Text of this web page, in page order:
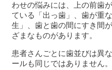
わせの悩みには、上の前歯
ている「出っ歯」、歯が重
生」、歯と歯の間にすき間
ざまなものがあります。
患者さんごとに歯並びは異
ールも同じではありません